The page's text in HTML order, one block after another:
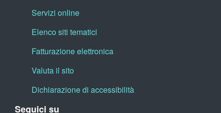
Servizi online
Elenco siti tematici
Fatturazione elettronica
Valuta il sito
Dichiarazione di accessibilità
Seguici su